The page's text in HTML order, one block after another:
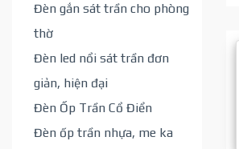
Đèn gắn sát trần cho phòng
thờ
Đèn led nổi sát trần đơn
giản, hiện đại
Đèn Ốp Trần Cổ Điển
Đèn ốp trần nhựa, me ka